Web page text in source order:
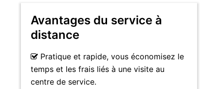
Avantages du service à
distance
Pratique et rapide, vous économisez le
temps et les frais liés à une visite au
centre de service.